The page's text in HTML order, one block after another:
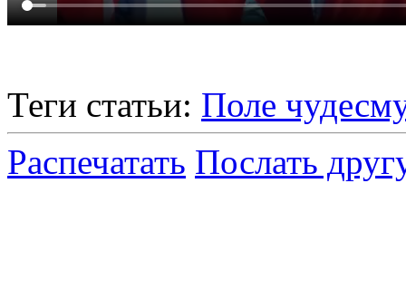
Теги статьи: Поле чудес
Распечатать Послать